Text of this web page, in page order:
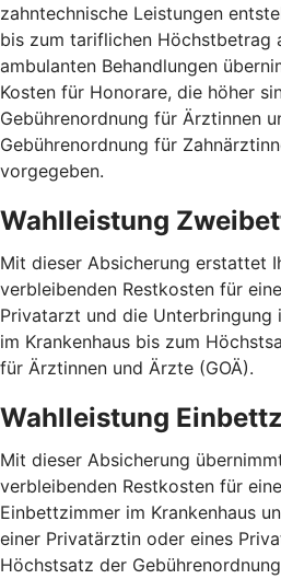
zahntechnische Leistungen
bis zum tariflichen Höchstbetrag
ambulanten Behandlungen
Kosten für Honorare, die höher
Gebührenordnung für Ärztinnen
Gebührenordnung für
vorgegeben.
Wahlleistung
Mit dieser Absicherung erstattet
verbleibenden Restkosten für
Privatarzt und die Unterbringung
im Krankenhaus bis zum
für Ärztinnen und Ärzte (GOÄ).
Wahlleistung
Mit dieser Absicherung
verbleibenden Restkosten für
Einbettzimmer im Krankenhaus
einer Privatärztin oder eines
Höchstsatz der